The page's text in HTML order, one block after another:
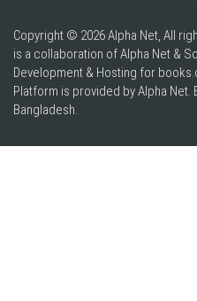
Copyright © 2026 Alpha Net, All
is a collaboration of Alpha Net &
Development & Hosting for
Platform is provided by Alpha Net.
Bangladesh.